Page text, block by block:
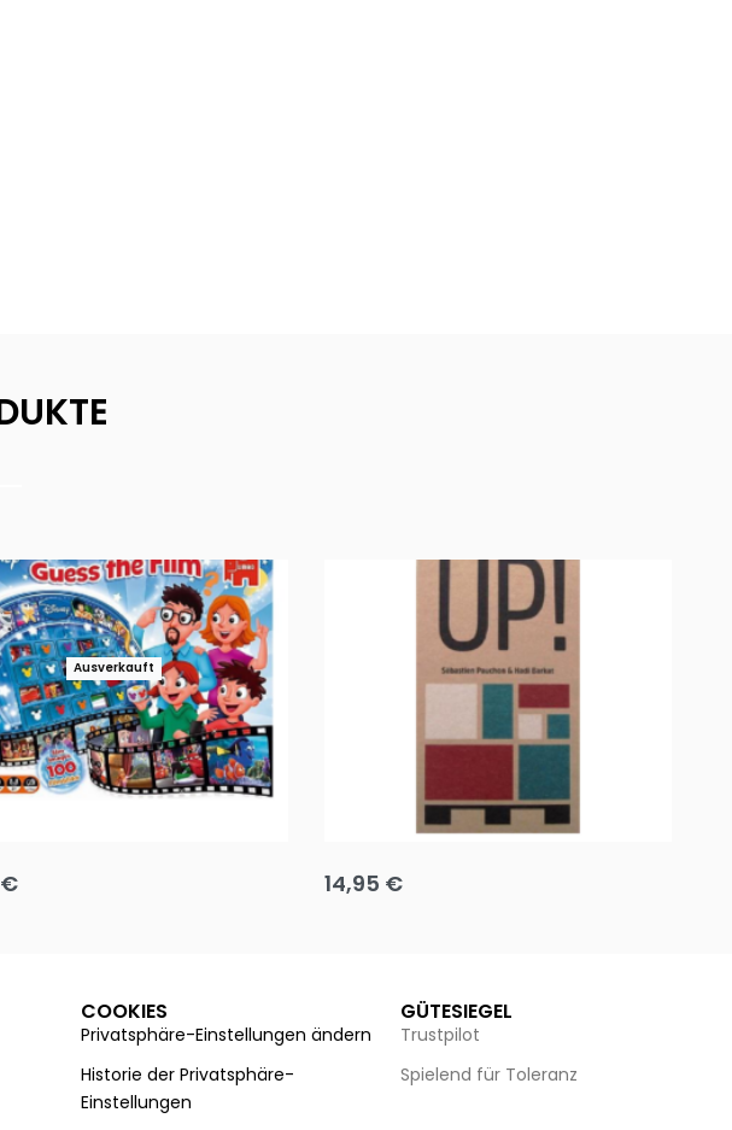
Ausverkauft
€
Team up
14,95 €
COOKIES
Privatsphäre-Einstellungen ändern
Historie der Privatsphäre-
Einstellungen
GÜTESIEGEL
Trustpilot
Spielend für Toleranz